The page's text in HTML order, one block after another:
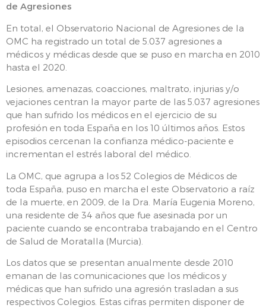
de Agresiones
En total, el Observatorio Nacional de Agresiones de la
OMC ha registrado un total de 5.037 agresiones a
médicos y médicas desde que se puso en marcha en 2010
hasta el 2020.
Lesiones, amenazas, coacciones, maltrato, injurias y/o
vejaciones centran la mayor parte de las 5.037 agresiones
que han sufrido los médicos en el ejercicio de su
profesión en toda España en los 10 últimos años. Estos
episodios cercenan la confianza médico-paciente e
incrementan el estrés laboral del médico.
La OMC, que agrupa a los 52 Colegios de Médicos de
toda España, puso en marcha el este Observatorio a raíz
de la muerte, en 2009, de la Dra. María Eugenia Moreno,
una residente de 34 años que fue asesinada por un
paciente cuando se encontraba trabajando en el Centro
de Salud de Moratalla (Murcia).
Los datos que se presentan anualmente desde 2010
emanan de las comunicaciones que los médicos y
médicas que han sufrido una agresión trasladan a sus
respectivos Colegios. Estas cifras permiten disponer de